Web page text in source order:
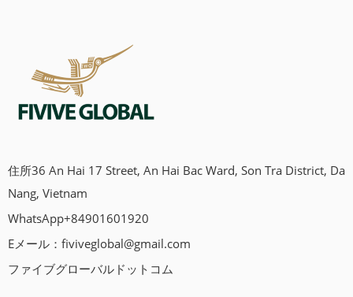
住所36 An Hai 17 Street, An Hai Bac Ward, Son Tra District, Da
Nang, Vietnam
WhatsApp+84901601920
Eメール： fiviveglobal@gmail.com
ファイブグローバルドットコム